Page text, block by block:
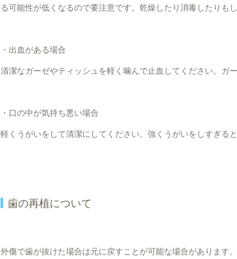
る可能性が低くなるので要注意です。乾燥したり消毒したりも
・出血がある場合
清潔なガーゼやティッシュを軽く噛んで止血してください。ガ
・口の中が気持ち悪い場合
軽くうがいをして清潔にしてください。強くうがいをしすぎる
歯の再植について
外傷で歯が抜けた場合は元に戻すことが可能な場合があります